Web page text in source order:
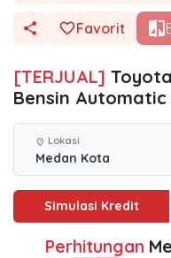
Favorit
[TERJUAL]
Bensin Automatic
location_on Lokasi
Medan Kota
Simulasi Kredit
Perhitungan